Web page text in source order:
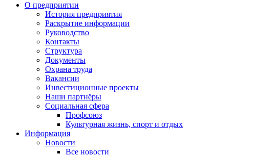
О предприятии
История предприятия
Раскрытие информации
Руководство
Контакты
Структура
Документы
Охрана труда
Вакансии
Инвестиционные проекты
Наши партнёры
Социальная сфера
Профсоюз
Культурная жизнь, спорт и отдых
Информация
Новости
Все новости